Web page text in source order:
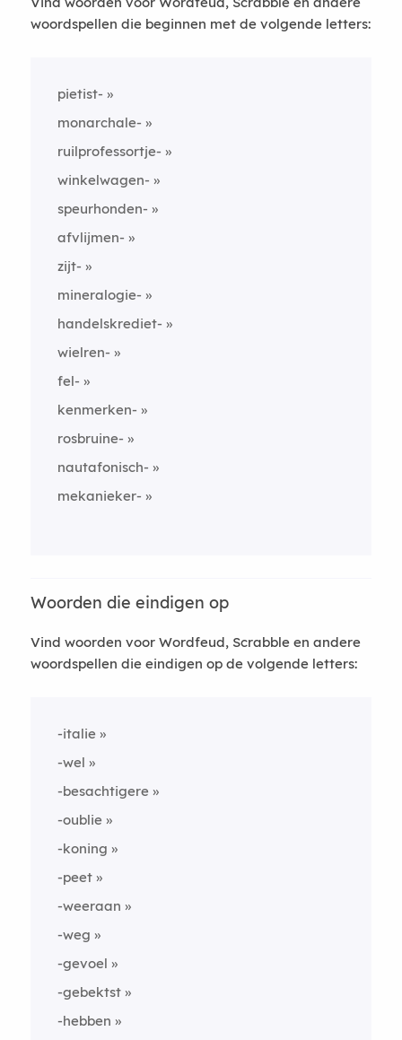
woordspellen die beginnen met de volgende letters:
pietist-
monarchale-
ruilprofessortje-
winkelwagen-
speurhonden-
afvlijmen-
zijt-
mineralogie-
handelskrediet-
wielren-
fel-
kenmerken-
rosbruine-
nautafonisch-
mekanieker-
Woorden die eindigen op
Vind woorden voor Wordfeud, Scrabble en andere
woordspellen die eindigen op de volgende letters:
-italie
-wel
-besachtigere
-oublie
-koning
-peet
-weeraan
-weg
-gevoel
-gebektst
-hebben